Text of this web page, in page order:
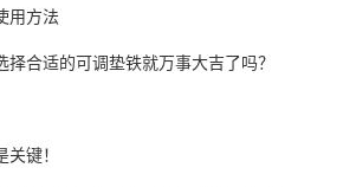
用方法
合适的可调垫铁就万事大吉了吗？
键！